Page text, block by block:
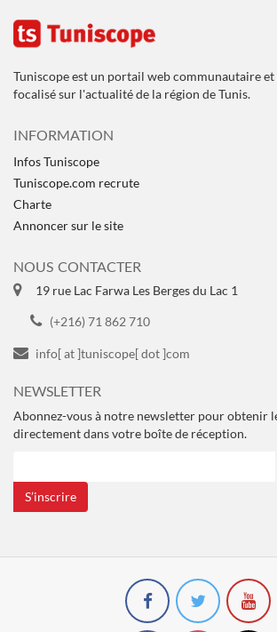
Tuniscope est un portail web communautaire
focalisé sur l'actualité de la région de Tunis.
INFORMATION
Infos Tuniscope
Tuniscope.com recrute
Charte
Annoncer sur le site
NOUS CONTACTER
19 rue Lac Farwa Les Berges du Lac 1
(+216) 71 862 710
info[ at ]tuniscope[ dot ]com
NEWSLETTER
Abonnez-vous à notre newsletter pour obtenir
directement dans votre boîte de réception.
S’inscrire